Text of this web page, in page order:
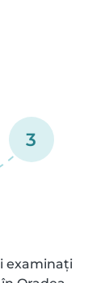
3
examinați